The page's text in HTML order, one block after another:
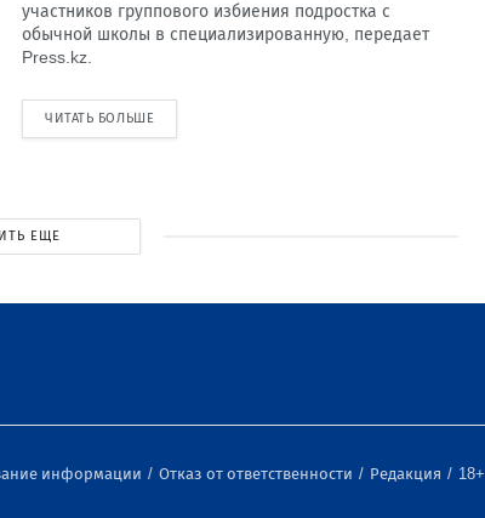
участников группового избиения подростка с
обычной школы в специализированную, передает
Press.kz.
ЧИТАТЬ БОЛЬШЕ
ЕЩЕ
информации Отказ от ответственности Редакция 18+